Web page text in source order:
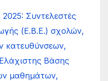
2025: Συντελεστές
(Ε.Β.Ε.) σχολών,
κατευθύνσεων,
Βάσης
μαθημάτων,